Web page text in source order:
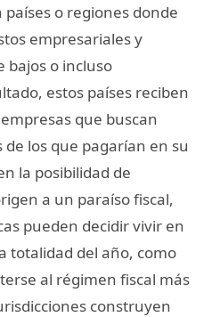
países o regiones donde
empresariales y
bajos o incluso
estos países reciben
que buscan
los que pagarían en su
la posibilidad de
a un paraíso fiscal,
pueden decidir vivir en
totalidad del año, como
al régimen fiscal más
construyen